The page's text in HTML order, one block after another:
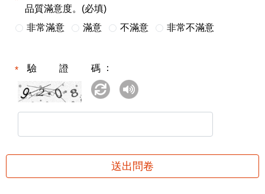
品質滿意度。(必填)
非常滿意
滿意 不滿意 非常不滿意
驗證碼
送出問卷